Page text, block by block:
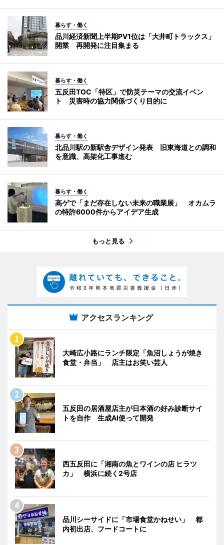
暮らす・働く
品川経済新聞上半期PV1位は「大井町トラックス」
開業 再開発に注目集まる
暮らす・働く
五反田TOC「特区」で防災テーマの交流イベン
ト 災害時の協力関係づくり目的に
暮らす・働く
北品川駅の新駅舎デザイン発表 旧東海道との調和
を意識、高架化工事進む
暮らす・働く
高ゲで「まだ存在しない未来の職業展」 オカムラ
の特許6000件からアイデア生成
もっと見る
アクセスランキング
大崎広小路にランチ限定「魚沼しょうが焼き
食堂・弁当」 店主はお笑い芸人
五反田の居酒屋店主が日本酒の好み診断サイ
トを自作 生成AI使って開発
西五反田に「湘南の魚とワインの店 ヒラツ
カ」 横浜に続く2号店
品川シーサイドに「市場食堂かねせい」 都
内初出店、フードコートに